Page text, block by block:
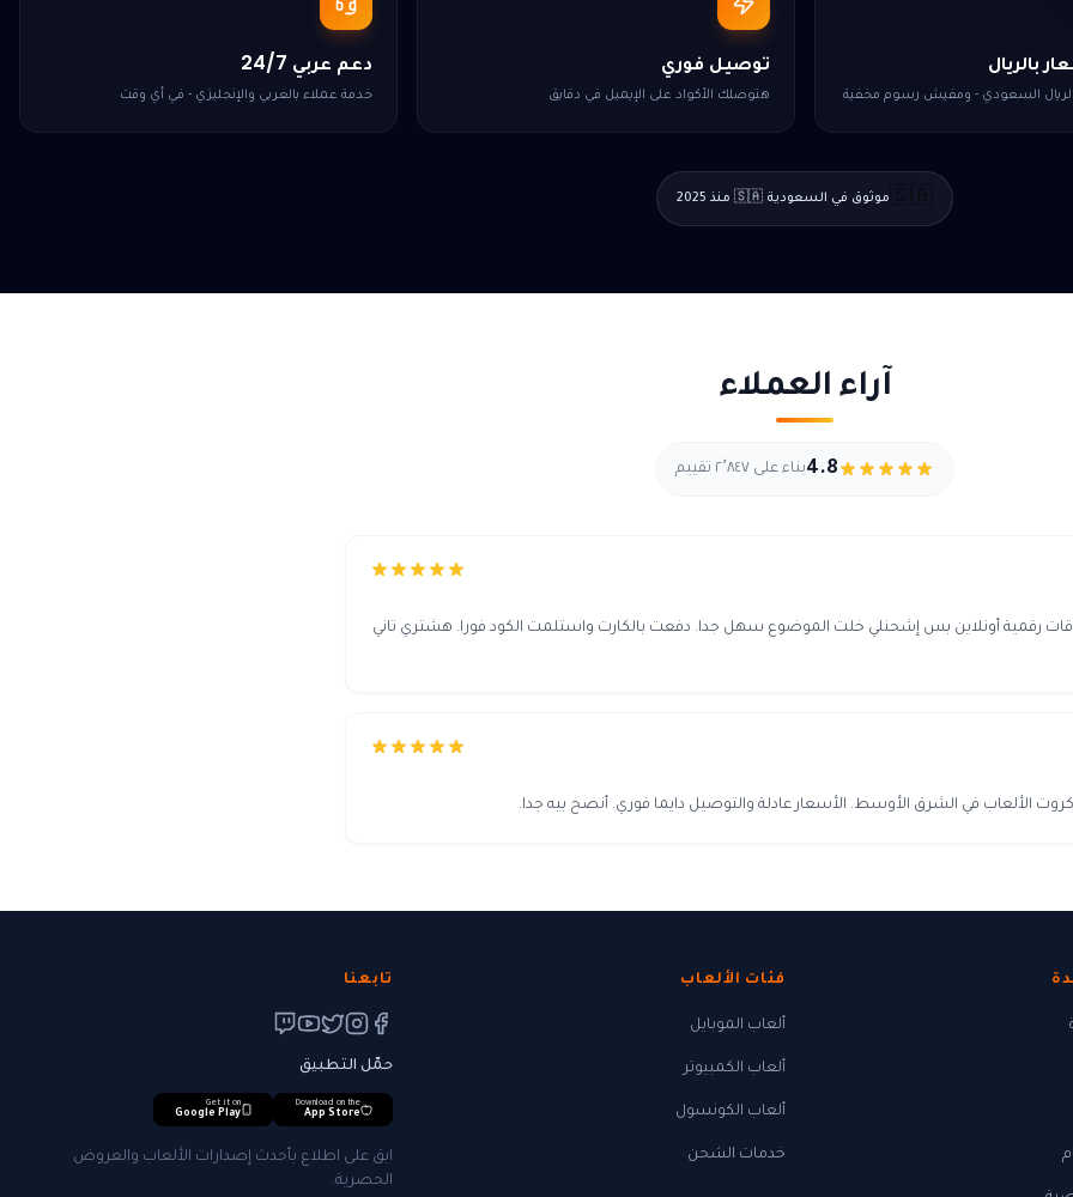
بالريال
السعودي - ومفيش رسوم مخفية
توصيل فوري
هتوصلك الأكواد على الإيميل في دقايق
دعم عربي 24/7
خدمة عملاء بالعربي والإنجليزي - في أي وقت
🇸🇦موثوق في السعودية 🇸🇦 منذ 2025
آراء العملاء
4.8بناء على ٢٬٨٤٧ تقييم
رقمية أونلاين بس إشحنلي خلت الموضوع سهل جدا. دفعت بالكارت واستلمت الكود فورا. هشتري تاني
الألعاب في الشرق الأوسط. الأسعار عادلة والتوصيل دايما فوري. أنصح بيه جدا.
فئات الألعاب
ألعاب الموبايل
ألعاب الكمبيوتر
ألعاب الكونسول
خدمات الشحن
تابعنا
حمّل التطبيق
Download on the
App Store
Get it on
Google Play
ابق على اطلاع بأحدث إصدارات الألعاب والعروض
الحصرية.